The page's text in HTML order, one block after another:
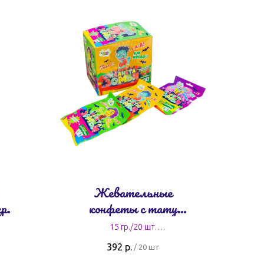
Жевательные
конфеты с тату
"Планета Зомби" 15
гр.
15 гр./20 шт.
392 р. / 20 шт